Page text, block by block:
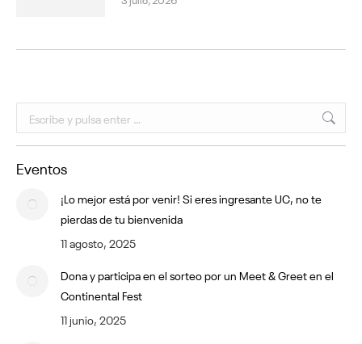
Buscar:
Eventos
¡Lo mejor está por venir! Si eres ingresante UC, no te
pierdas de tu bienvenida
11 agosto, 2025
Dona y participa en el sorteo por un Meet & Greet en el
Continental Fest
11 junio, 2025